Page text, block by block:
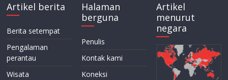
Artikel berita
Berita setempat
Pengalaman
perantau
Wisata
Halaman
berguna
Penulis
Kontak kami
Koneksi
Artikel
menurut
negara